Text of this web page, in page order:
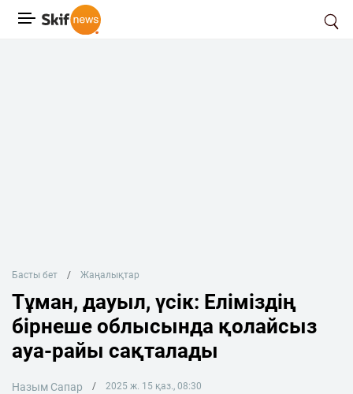
Басты бет Жаңалықтар
Тұман, дауыл, үсік: Еліміздің
бірнеше облысында қолайсыз
ауа-райы сақталады
Назым Сапар 2025 ж. 15 қаз., 08:30